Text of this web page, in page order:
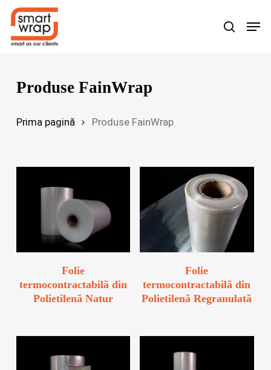
Skip
main
search
Produse FainWrap
Prima pagină Produse FainWrap
Folie
termocontractabilă din
Polietilenă Natur
Folie
termocontractabilă din
Polietilenă Regranulată